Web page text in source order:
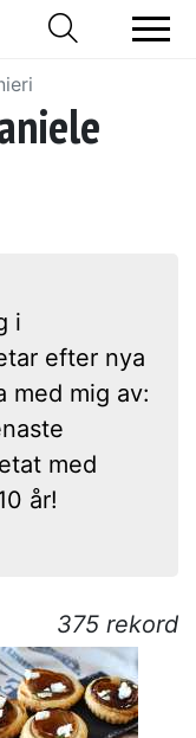
i
efter nya
med mig av:
med
år!
375 rekord